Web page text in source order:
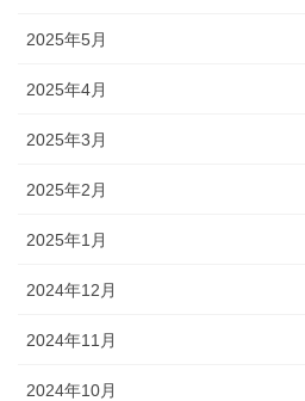
2025年5月
2025年4月
2025年3月
2025年2月
2025年1月
2024年12月
2024年11月
2024年10月